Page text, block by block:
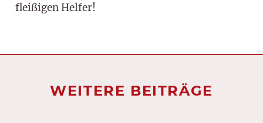
fleißigen Helfer!
WEITERE BEITRÄGE